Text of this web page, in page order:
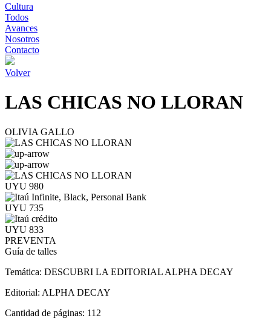
Cultura
Todos
Avances
Nosotros
Contacto
Volver
LAS CHICAS NO LLORAN
OLIVIA GALLO
UYU 980
UYU 735
UYU 833
PREVENTA
Guía de talles
Temática: DESCUBRI LA EDITORIAL ALPHA DECAY
Editorial: ALPHA DECAY
Cantidad de páginas: 112